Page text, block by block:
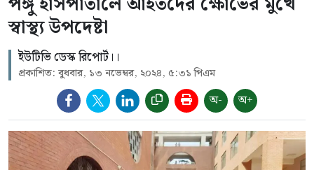
স্বাস্থ্য উপদেষ্টা
ইউটিভি ডেস্ক রিপোর্ট।।
প্রকাশিত: বুধবার, ১৩ নভেম্বর, ২০২৪, ৫:৩১ পিএম
অ- অ+